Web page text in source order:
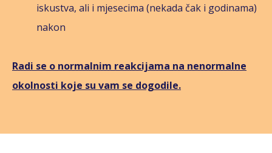
iskustva, ali i mjesecima (nekada čak i godinama)
nakon
Radi se o normalnim reakcijama na nenormalne
okolnosti koje su vam se dogodile.